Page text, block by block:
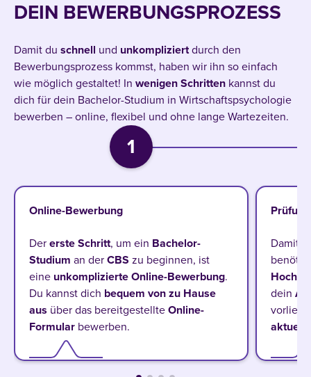
DEIN BEWERBUNGSPROZESS
Damit du schnell und unkompliziertdurch den
Bewerbungsprozess kommst, haben wir ihn so einfach
wie möglich gestaltet! In wenigen Schritten kannst du
dich für dein Bachelor-Studium in Wirtschaftspsychologie
bewerben – online, flexibel und ohne lange Wartezeiten.
1
Online-Bewerbung
Der erste Schritt, um ein Bachelor-
Studium an der CBS zu beginnen, ist
eine unkomplizierte Online-Bewerbung.
Du kannst dich bequem von zu Hause
aus über das bereitgestellte Online-
Formular bewerben.
Prüfung
Damit
dein